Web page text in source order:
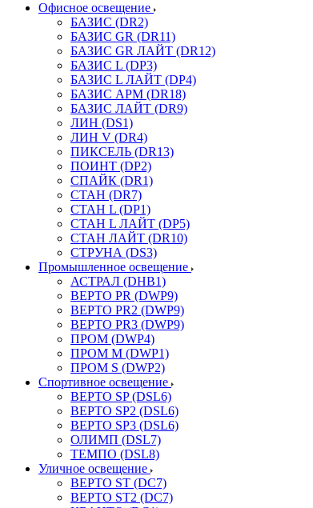
Офисное освещение
БАЗИС (DR2)
БАЗИС GR (DR11)
БАЗИС GR ЛАЙТ (DR12)
БАЗИС L (DP3)
БАЗИС L ЛАЙТ (DP4)
БАЗИС АРМ (DR18)
БАЗИС ЛАЙТ (DR9)
ЛИН (DS1)
ЛИН V (DR4)
ПИКСЕЛЬ (DR13)
ПОИНТ (DP2)
СПАЙК (DR1)
СТАН (DR7)
СТАН L (DP1)
СТАН L ЛАЙТ (DP5)
СТАН ЛАЙТ (DR10)
СТРУНА (DS3)
Промышленное освещение
АСТРАЛ (DHB1)
ВЕРТО PR (DWP9)
ВЕРТО PR2 (DWP9)
ВЕРТО PR3 (DWP9)
ПРОМ (DWP4)
ПРОМ M (DWP1)
ПРОМ S (DWP2)
Спортивное освещение
ВЕРТО SP (DSL6)
ВЕРТО SP2 (DSL6)
ВЕРТО SP3 (DSL6)
ОЛИМП (DSL7)
ТЕМПО (DSL8)
Уличное освещение
ВЕРТО ST (DC7)
ВЕРТО ST2 (DC7)